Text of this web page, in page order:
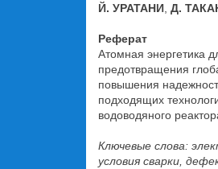
Й. УРАТАНИ Д.
Реферат
Атомная энергетика
предотвращения
повышения
подходящих
водоводяного
Ключевые слова:
условия сварки,